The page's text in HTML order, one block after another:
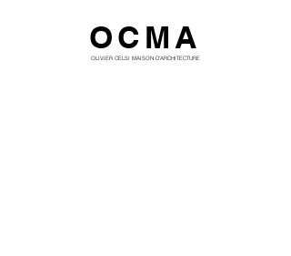
OCMA
OLIVIER CELSI MAISON D'ARCHITECTURE